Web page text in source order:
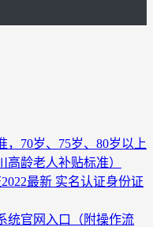
，70岁、75岁、80岁以上
龄老人补贴标准）
最新 实名认证身份证
统官网入口（附操作流